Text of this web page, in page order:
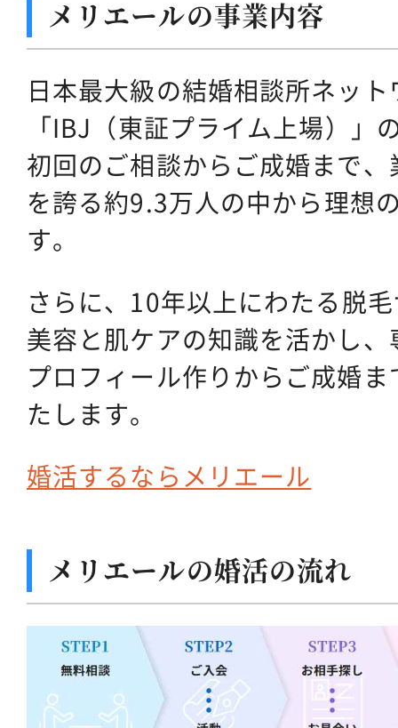
メリエールの事業内容
日本最大級の結婚相談所ネッ
「IBJ（東証プライム上場）」
初回のご相談からご成婚まで
を誇る約9.3万人の中から理想
す。
さらに、10年以上にわたる脱
美容と肌ケアの知識を活かし
プロフィール作りからご成婚
たします。
婚活するならメリエール
メリエールの婚活の流れ